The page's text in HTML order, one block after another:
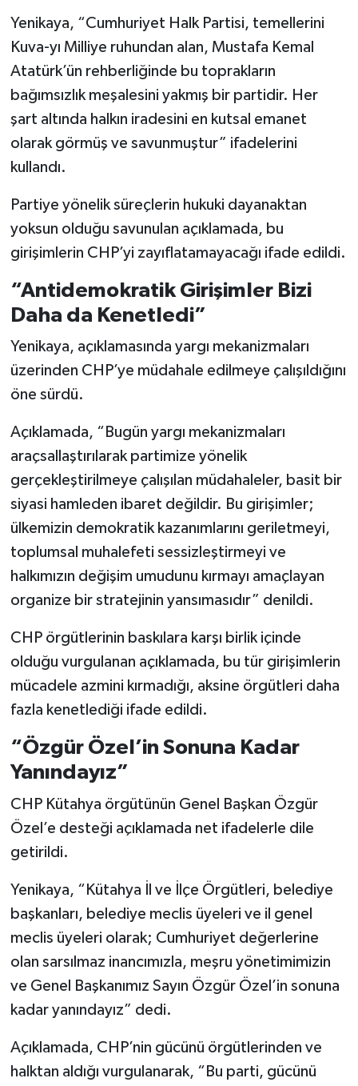
Yenikaya, “Cumhuriyet Halk Partisi, temellerini
Kuva-yı Milliye ruhundan alan, Mustafa Kemal
Atatürk’ün rehberliğinde bu toprakların
bağımsızlık meşalesini yakmış bir partidir. Her
şart altında halkın iradesini en kutsal emanet
olarak görmüş ve savunmuştur” ifadelerini
kullandı.
Partiye yönelik süreçlerin hukuki dayanaktan
yoksun olduğu savunulan açıklamada, bu
girişimlerin CHP’yi zayıflatamayacağı ifade edildi.
“Antidemokratik Girişimler Bizi
Daha da Kenetledi”
Yenikaya, açıklamasında yargı mekanizmaları
üzerinden CHP’ye müdahale edilmeye çalışıldığını
öne sürdü.
Açıklamada, “Bugün yargı mekanizmaları
araçsallaştırılarak partimize yönelik
gerçekleştirilmeye çalışılan müdahaleler, basit bir
siyasi hamleden ibaret değildir. Bu girişimler;
ülkemizin demokratik kazanımlarını geriletmeyi,
toplumsal muhalefeti sessizleştirmeyi ve
halkımızın değişim umudunu kırmayı amaçlayan
organize bir stratejinin yansımasıdır” denildi.
CHP örgütlerinin baskılara karşı birlik içinde
olduğu vurgulanan açıklamada, bu tür girişimlerin
mücadele azmini kırmadığı, aksine örgütleri daha
fazla kenetlediği ifade edildi.
“Özgür Özel’in Sonuna Kadar
Yanındayız”
CHP Kütahya örgütünün Genel Başkan Özgür
Özel’e desteği açıklamada net ifadelerle dile
getirildi.
Yenikaya, “Kütahya İl ve İlçe Örgütleri, belediye
başkanları, belediye meclis üyeleri ve il genel
meclis üyeleri olarak; Cumhuriyet değerlerine
olan sarsılmaz inancımızla, meşru yönetimimizin
ve Genel Başkanımız Sayın Özgür Özel’in sonuna
kadar yanındayız” dedi.
Açıklamada, CHP’nin gücünü örgütlerinden ve
halktan aldığı vurgulanarak, “Bu parti, gücünü